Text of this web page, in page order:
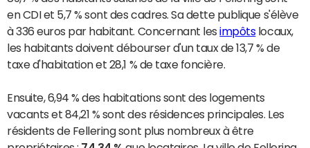
en CDI et 5,7 % sont des cadres. Sa dette publique s'élève
à 336 euros par habitant. Concernant lesimpôtslocaux,
les habitants doivent débourser d'un taux de 13,7 % de
taxe d'habitation et 28,1 % de taxe foncière.
Ensuite, 6,94 % des habitations sont des logements
vacants et 84,21 % sont des résidences principales. Les
résidents de Fellering sont plus nombreux à être